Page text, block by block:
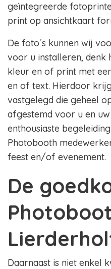
geïntegreerde
print op ansichtkaart
De foto´s kunnen wij
voor u installeren, denk
kleur en of print met
en of text. Hierdoor
vastgelegd die geheel
afgestemd voor u en
enthousiaste
Photobooth
feest en/of evenement.
De
Daarnaast is niet enkel